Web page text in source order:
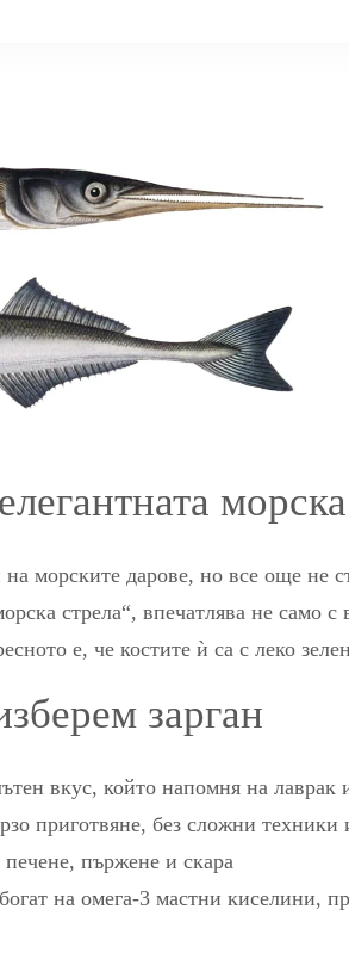
морските дарове, но все още не
стрела“, впечатлява не
е, че костите ѝ са с леко
зарган
вкус, който напомня на лаврак
приготвяне, без сложни техники
печене, пържене и скара
на омега-3 мастни киселини,